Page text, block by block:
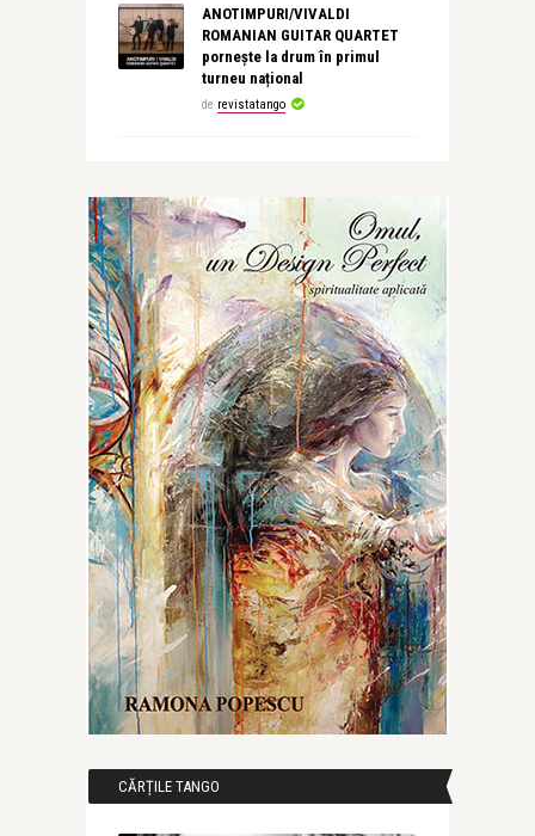
ANOTIMPURI/VIVALDI
ROMANIAN GUITAR QUARTET
pornește la drum în primul
turneu național
de revistatango
CĂRȚILE TANGO